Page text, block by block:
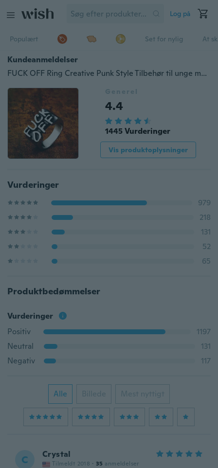
Log på
Populært Set for nylig At
Kundeanmeldelser
FUCK OFF Ring Creative Punk Style Tilbehør til unge mænd og kvinder
Generel
4.4
1445 Vurderinger
Vis produktoplysninger
Vurderinger
979
218
131
52
65
Produktbedømmelser
Vurderinger
Positiv
1197
Neutral
131
Negativ
117
Alle Billede Mest nyttigt
C Crystal
Tilmeldt 2018 · 35 anmeldelser